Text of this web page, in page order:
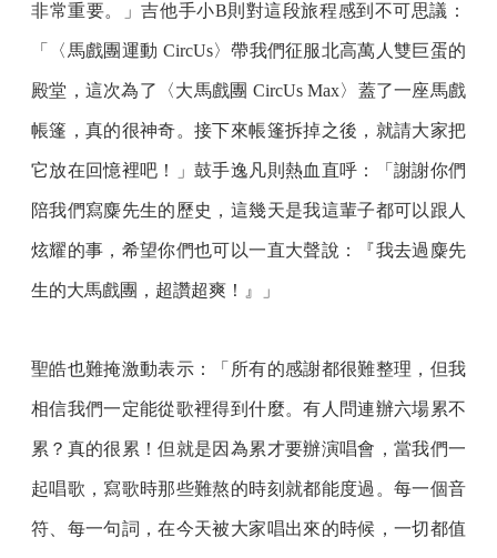
非常重要。」吉他手小B則對這段旅程感到不可思議：
「〈馬戲團運動 CircUs〉帶我們征服北高萬人雙巨蛋的
殿堂，這次為了〈大馬戲團 CircUs Max〉蓋了一座馬戲
帳篷，真的很神奇。接下來帳篷拆掉之後，就請大家把
它放在回憶裡吧！」鼓手逸凡則熱血直呼：「謝謝你們
陪我們寫麋先生的歷史，這幾天是我這輩子都可以跟人
炫耀的事，希望你們也可以一直大聲說：『我去過麋先
生的大馬戲團，超讚超爽！』」
聖皓也難掩激動表示：「所有的感謝都很難整理，但我
相信我們一定能從歌裡得到什麼。有人問連辦六場累不
累？真的很累！但就是因為累才要辦演唱會，當我們一
起唱歌，寫歌時那些難熬的時刻就都能度過。每一個音
符、每一句詞，在今天被大家唱出來的時候，一切都值